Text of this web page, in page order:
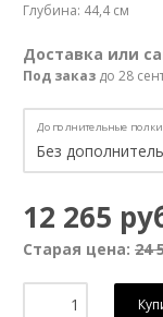
Глубина: 44,4 см
Доставка или
Под заказ до 28
Дополнительные полки
12 265
Старая цена: 24